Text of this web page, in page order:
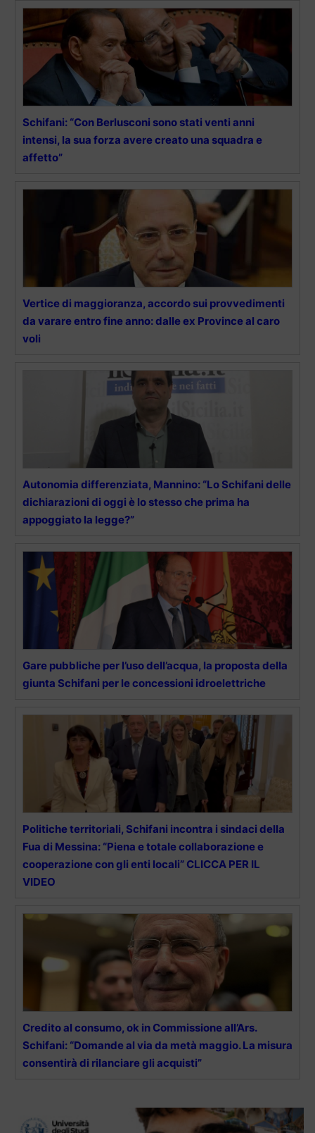
Schifani: “Con Berlusconi sono stati venti anni
intensi, la sua forza avere creato una squadra e
affetto”
Vertice di maggioranza, accordo sui provvedimenti
da varare entro fine anno: dalle ex Province al caro
voli
Autonomia differenziata, Mannino: “Lo Schifani delle
dichiarazioni di oggi è lo stesso che prima ha
appoggiato la legge?”
Gare pubbliche per l’uso dell’acqua, la proposta della
giunta Schifani per le concessioni idroelettriche
Politiche territoriali, Schifani incontra i sindaci della
Fua di Messina: “Piena e totale collaborazione e
cooperazione con gli enti locali” CLICCA PER IL
VIDEO
Credito al consumo, ok in Commissione all’Ars.
Schifani: “Domande al via da metà maggio. La misura
consentirà di rilanciare gli acquisti”